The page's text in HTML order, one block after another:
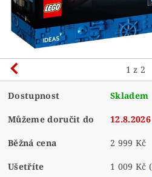
1 z 2
Dostupnost Skladem
Můžeme doručit do 12.8.2026
Běžná cena 2 999 Kč
Ušetříte 1 009 Kč